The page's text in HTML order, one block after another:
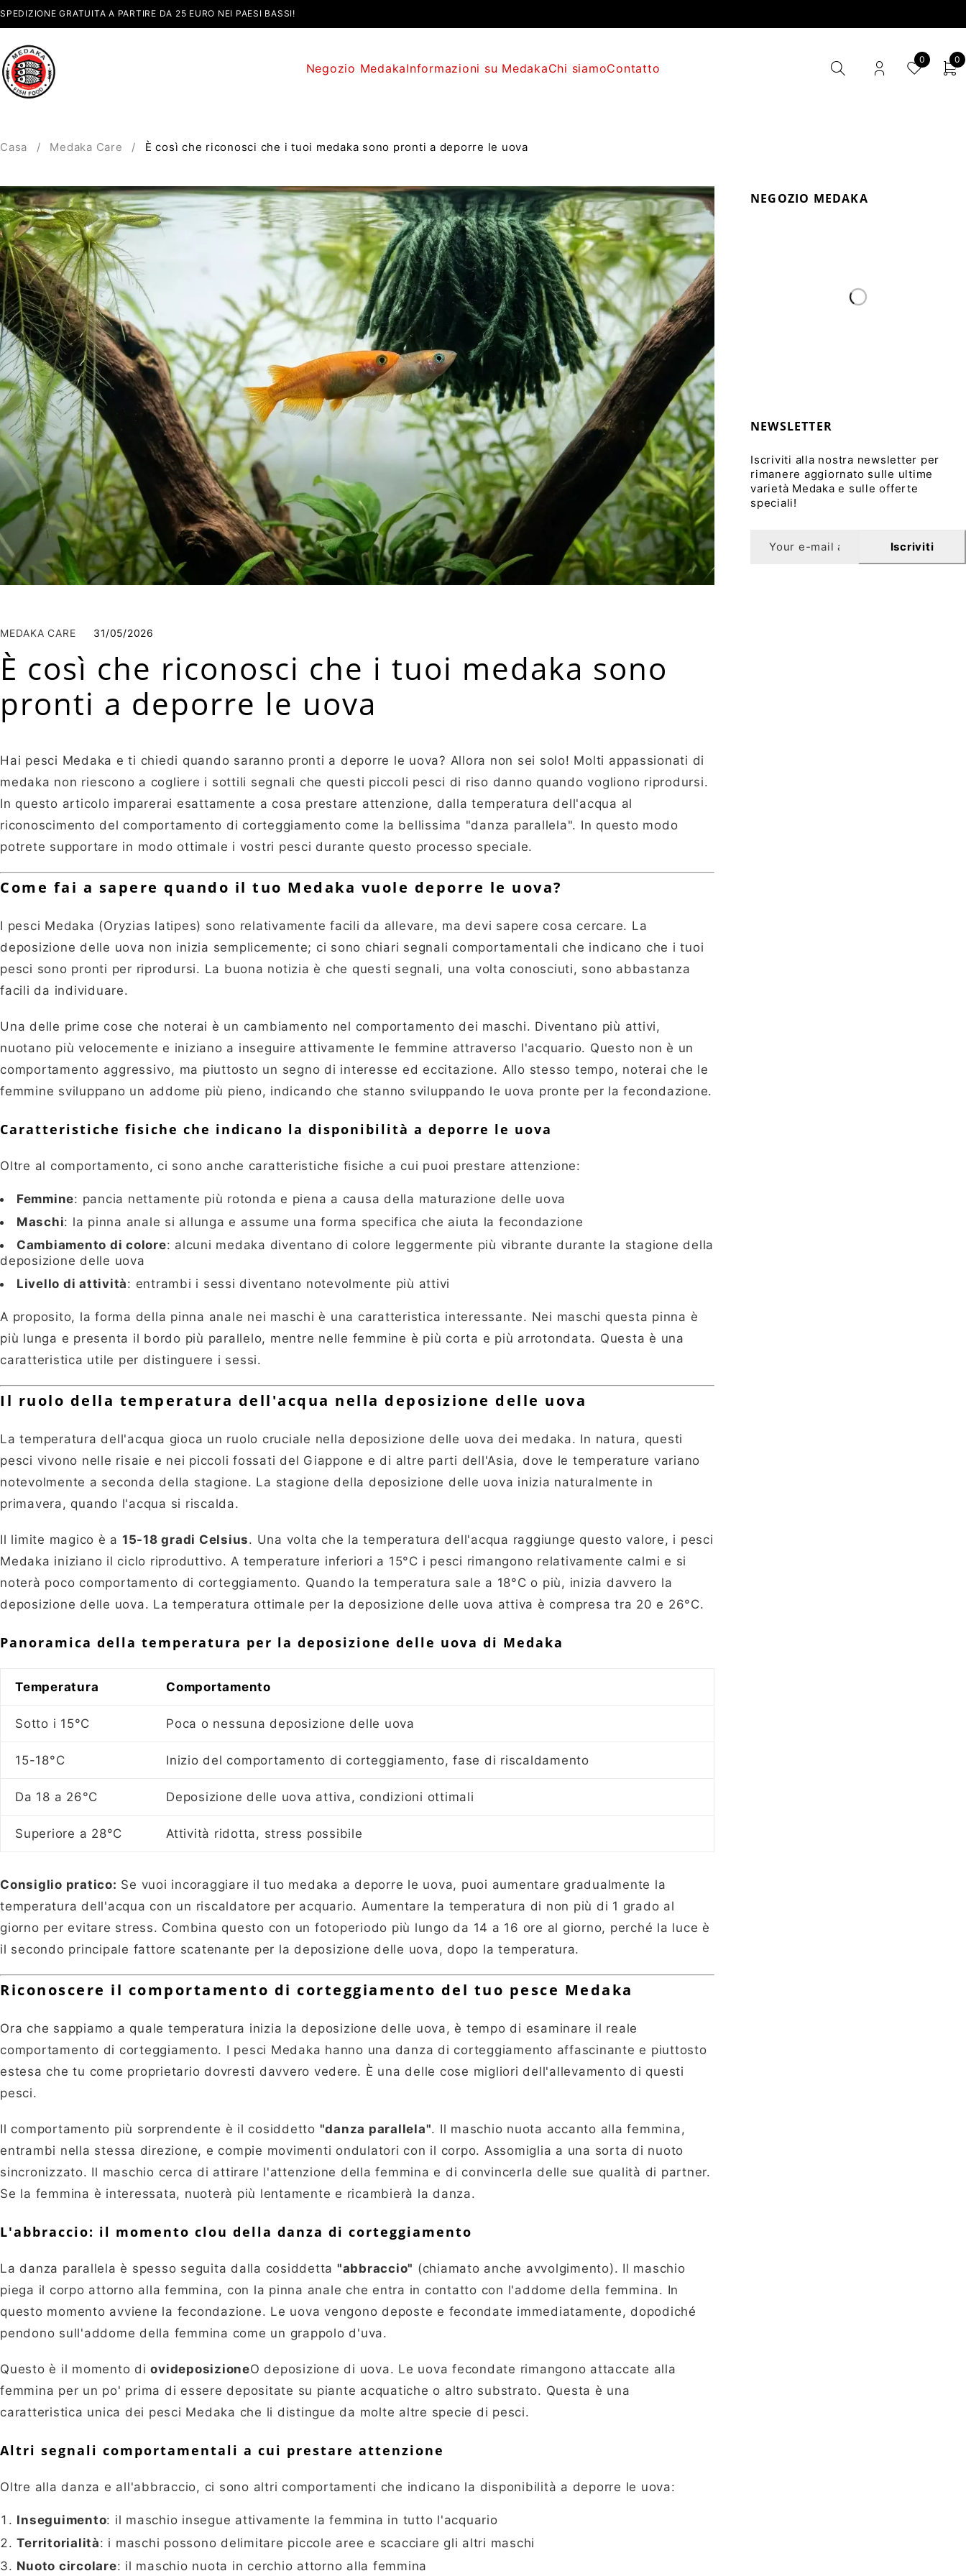
SPEDIZIONE GRATUITA A PARTIRE DA 25 EURO NEI PAESI BASSI!
Negozio MedakaInformazioni su MedakaChi siamoContatto
0 0
Casa / Medaka Care / È così che riconosci che i tuoi medaka sono pronti a deporre le uova
MEDAKA CARE 31/05/2026
È così che riconosci che i tuoi medaka sono
pronti a deporre le uova
Hai pesci Medaka e ti chiedi quando saranno pronti a deporre le uova? Allora non sei solo! Molti appassionati di
medaka non riescono a cogliere i sottili segnali che questi piccoli pesci di riso danno quando vogliono riprodursi.
In questo articolo imparerai esattamente a cosa prestare attenzione, dalla temperatura dell'acqua al
riconoscimento del comportamento di corteggiamento come la bellissima "danza parallela". In questo modo
potrete supportare in modo ottimale i vostri pesci durante questo processo speciale.
Come fai a sapere quando il tuo Medaka vuole deporre le uova?
I pesci Medaka (Oryzias latipes) sono relativamente facili da allevare, ma devi sapere cosa cercare. La
deposizione delle uova non inizia semplicemente; ci sono chiari segnali comportamentali che indicano che i tuoi
pesci sono pronti per riprodursi. La buona notizia è che questi segnali, una volta conosciuti, sono abbastanza
facili da individuare.
Una delle prime cose che noterai è un cambiamento nel comportamento dei maschi. Diventano più attivi,
nuotano più velocemente e iniziano a inseguire attivamente le femmine attraverso l'acquario. Questo non è un
comportamento aggressivo, ma piuttosto un segno di interesse ed eccitazione. Allo stesso tempo, noterai che le
femmine sviluppano un addome più pieno, indicando che stanno sviluppando le uova pronte per la fecondazione.
Caratteristiche fisiche che indicano la disponibilità a deporre le uova
Oltre al comportamento, ci sono anche caratteristiche fisiche a cui puoi prestare attenzione:
Femmine: pancia nettamente più rotonda e piena a causa della maturazione delle uova
Maschi: la pinna anale si allunga e assume una forma specifica che aiuta la fecondazione
Cambiamento di colore: alcuni medaka diventano di colore leggermente più vibrante durante la stagione della
deposizione delle uova
Livello di attività: entrambi i sessi diventano notevolmente più attivi
A proposito, la forma della pinna anale nei maschi è una caratteristica interessante. Nei maschi questa pinna è
più lunga e presenta il bordo più parallelo, mentre nelle femmine è più corta e più arrotondata. Questa è una
caratteristica utile per distinguere i sessi.
Il ruolo della temperatura dell'acqua nella deposizione delle uova
La temperatura dell'acqua gioca un ruolo cruciale nella deposizione delle uova dei medaka. In natura, questi
pesci vivono nelle risaie e nei piccoli fossati del Giappone e di altre parti dell'Asia, dove le temperature variano
notevolmente a seconda della stagione. La stagione della deposizione delle uova inizia naturalmente in
primavera, quando l'acqua si riscalda.
Il limite magico è a 15-18 gradi Celsius. Una volta che la temperatura dell'acqua raggiunge questo valore, i pesci
Medaka iniziano il ciclo riproduttivo. A temperature inferiori a 15°C i pesci rimangono relativamente calmi e si
noterà poco comportamento di corteggiamento. Quando la temperatura sale a 18°C ​​o più, inizia davvero la
deposizione delle uova. La temperatura ottimale per la deposizione delle uova attiva è compresa tra 20 e 26°C.
Panoramica della temperatura per la deposizione delle uova di Medaka
Temperatura Comportamento
Sotto i 15°C Poca o nessuna deposizione delle uova
15-18°C Inizio del comportamento di corteggiamento, fase di riscaldamento
Da 18 a 26°C Deposizione delle uova attiva, condizioni ottimali
Superiore a 28°C Attività ridotta, stress possibile
Consiglio pratico: Se vuoi incoraggiare il tuo medaka a deporre le uova, puoi aumentare gradualmente la
temperatura dell'acqua con un riscaldatore per acquario. Aumentare la temperatura di non più di 1 grado al
giorno per evitare stress. Combina questo con un fotoperiodo più lungo da 14 a 16 ore al giorno, perché la luce è
il secondo principale fattore scatenante per la deposizione delle uova, dopo la temperatura.
Riconoscere il comportamento di corteggiamento del tuo pesce Medaka
Ora che sappiamo a quale temperatura inizia la deposizione delle uova, è tempo di esaminare il reale
comportamento di corteggiamento. I pesci Medaka hanno una danza di corteggiamento affascinante e piuttosto
estesa che tu come proprietario dovresti davvero vedere. È una delle cose migliori dell'allevamento di questi
pesci.
Il comportamento più sorprendente è il cosiddetto "danza parallela". Il maschio nuota accanto alla femmina,
entrambi nella stessa direzione, e compie movimenti ondulatori con il corpo. Assomiglia a una sorta di nuoto
sincronizzato. Il maschio cerca di attirare l'attenzione della femmina e di convincerla delle sue qualità di partner.
Se la femmina è interessata, nuoterà più lentamente e ricambierà la danza.
L'abbraccio: il momento clou della danza di corteggiamento
La danza parallela è spesso seguita dalla cosiddetta "abbraccio" (chiamato anche avvolgimento). Il maschio
piega il corpo attorno alla femmina, con la pinna anale che entra in contatto con l'addome della femmina. In
questo momento avviene la fecondazione. Le uova vengono deposte e fecondate immediatamente, dopodiché
pendono sull'addome della femmina come un grappolo d'uva.
Questo è il momento diovideposizioneO deposizione di uova. Le uova fecondate rimangono attaccate alla
femmina per un po' prima di essere depositate su piante acquatiche o altro substrato. Questa è una
caratteristica unica dei pesci Medaka che li distingue da molte altre specie di pesci.
Altri segnali comportamentali a cui prestare attenzione
Oltre alla danza e all'abbraccio, ci sono altri comportamenti che indicano la disponibilità a deporre le uova:
Inseguimento: il maschio insegue attivamente la femmina in tutto l'acquario
Territorialità: i maschi possono delimitare piccole aree e scacciare gli altri maschi
Nuoto circolare: il maschio nuota in cerchio attorno alla femmina
NEGOZIO MEDAKA
NEWSLETTER
Iscriviti alla nostra newsletter per
rimanere aggiornato sulle ultime
varietà Medaka e sulle offerte
speciali!
Iscriviti